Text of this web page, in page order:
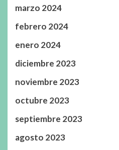
marzo 2024
febrero 2024
enero 2024
diciembre 2023
noviembre 2023
octubre 2023
septiembre 2023
agosto 2023